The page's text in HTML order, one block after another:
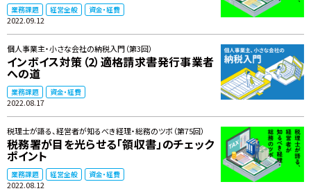
業務課題 経営全般 資金・経費
2022.09.12
個人事業主・小さな会社の納税入門（第3回）
インボイス対策（2）適格請求書発行事業者
への道
業務課題 資金・経費
2022.08.17
税理士が語る、経営者が知るべき経理・総務のツボ（第75回）
税務署が目を光らせる「領収書」のチェック
ポイント
業務課題 経営全般 資金・経費
2022.08.12